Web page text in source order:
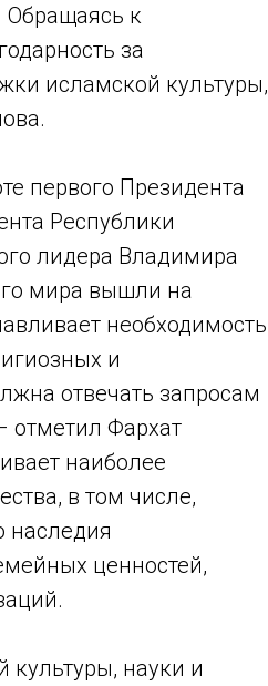
Обращаясь к
за
исламской культуры,
первого Президента
Республики
лидера Владимира
мира вышли на
необходимость
и
отвечать запросам
отметил Фархат
наиболее
в том числе,
наследия
ценностей,
науки и